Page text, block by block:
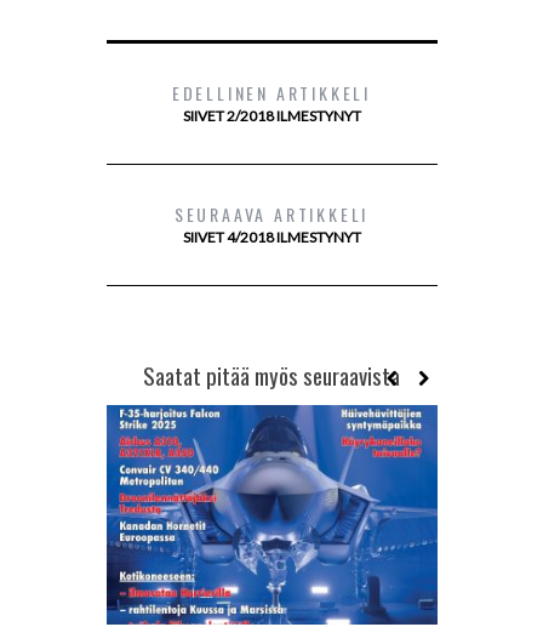
EDELLINEN ARTIKKELI
SIIVET 2/2018 ILMESTYNYT
SEURAAVA ARTIKKELI
SIIVET 4/2018 ILMESTYNYT
Saatat pitää myös seuraavista